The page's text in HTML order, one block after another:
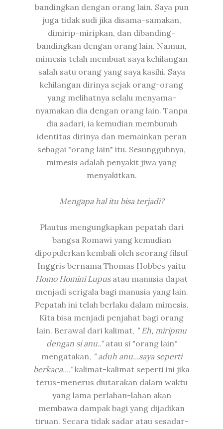
bandingkan dengan orang lain. Saya pun
juga tidak sudi jika disama-samakan,
dimirip-miripkan, dan dibanding-
bandingkan dengan orang lain. Namun,
mimesis telah membuat saya kehilangan
salah satu orang yang saya kasihi. Saya
kehilangan dirinya sejak orang-orang
yang melihatnya selalu menyama-
nyamakan dia dengan orang lain. Tanpa
dia sadari, ia kemudian membunuh
identitas dirinya dan memainkan peran
sebagai "orang lain" itu. Sesungguhnya,
mimesis adalah penyakit jiwa yang
menyakitkan.
Mengapa hal itu bisa terjadi?
Plautus mengungkapkan pepatah dari
bangsa Romawi yang kemudian
dipopulerkan kembali oleh seorang filsuf
Inggris bernama Thomas Hobbes yaitu
Homo Homini Lupusatau manusia dapat
menjadi serigala bagi manusia yang lain.
Pepatah ini telah berlaku dalam mimesis.
Kita bisa menjadi penjahat bagi orang
lain. Berawal dari kalimat, " Eh, miripmu
dengan si anu.."atau si "orang lain"
mengatakan, " aduh anu...saya seperti
berkaca...."kalimat-kalimat seperti ini jika
terus-menerus diutarakan dalam waktu
yang lama perlahan-lahan akan
membawa dampak bagi yang dijadikan
tiruan. Secara tidak sadar atau sesadar-